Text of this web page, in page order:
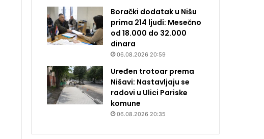
Borački dodatak u Nišu
prima 214 ljudi: Mesečno
od 18.000 do 32.000
dinara
06.08.2026 20:59
Uređen trotoar prema
Nišavi: Nastavljaju se
radovi u Ulici Pariske
komune
06.08.2026 20:35